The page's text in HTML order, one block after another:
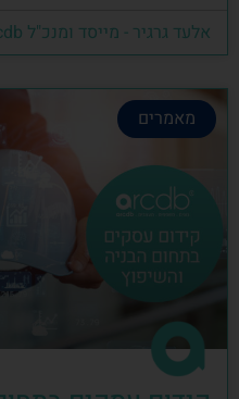
אלעד גרגיר - מייסד ומנכ"ל arcdb
מאמרים